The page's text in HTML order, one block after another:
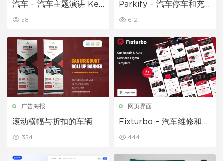
汽车 – 汽车主题演讲 Key
581
Parkify – 汽车停车和充
612
广告海报
滚动横幅与折扣的车辆
354
网页界面
Fixturbo – 汽车维修和汽
444